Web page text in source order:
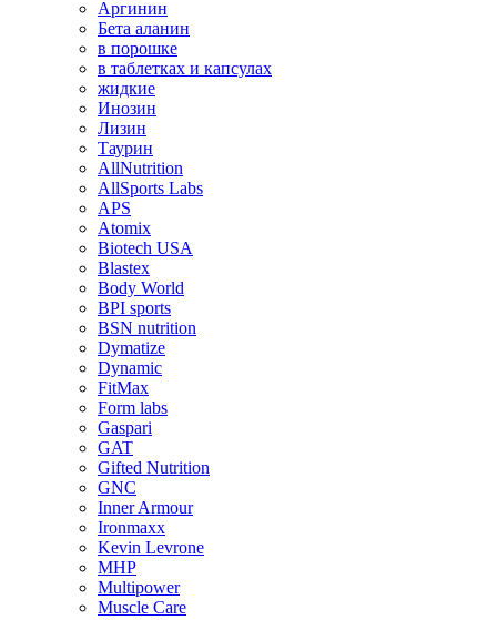
Аргинин
Бета аланин
в порошке
в таблетках и капсулах
жидкие
Инозин
Лизин
Таурин
AllNutrition
AllSports Labs
APS
Atomix
Biotech USA
Blastex
Body World
BPI sports
BSN nutrition
Dymatize
Dynamic
FitMax
Form labs
Gaspari
GAT
Gifted Nutrition
GNC
Inner Armour
Ironmaxx
Kevin Levrone
MHP
Multipower
Muscle Care